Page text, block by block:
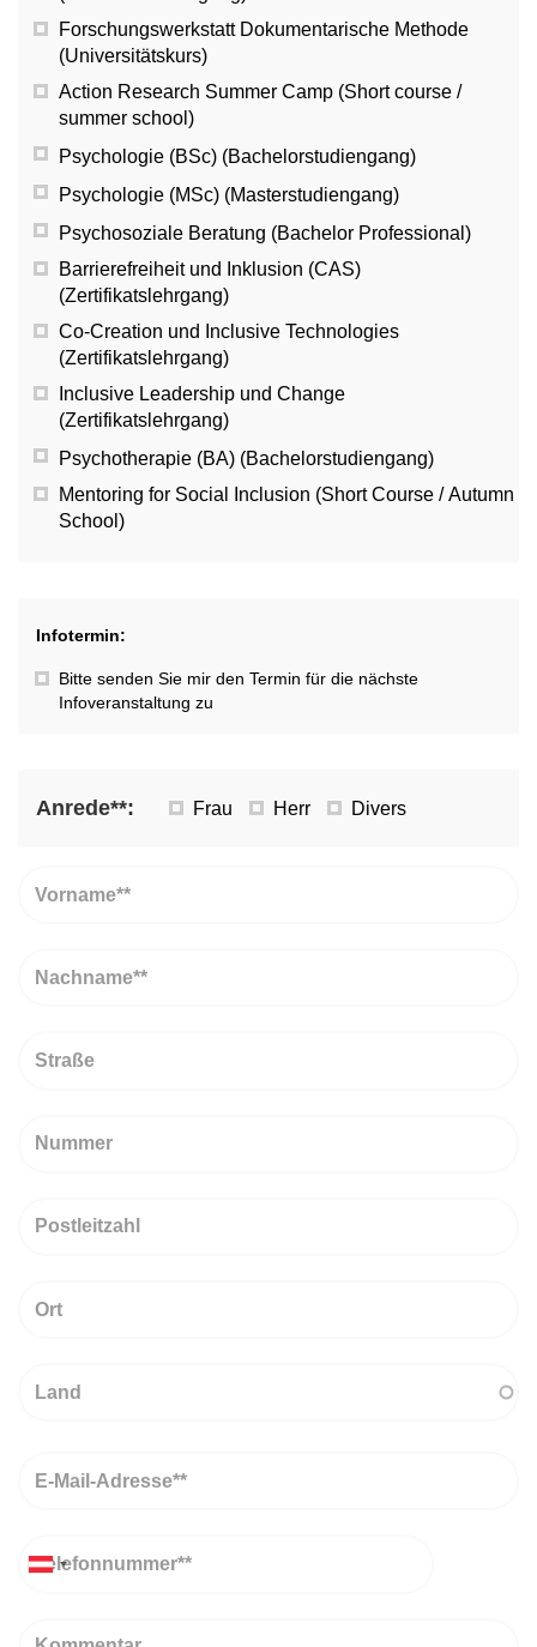
Forschungswerkstatt Dokumentarische Methode
(Universitätskurs)
Action Research Summer Camp (Short course /
summer school)
Psychologie (BSc) (Bachelorstudiengang)
Psychologie (MSc) (Masterstudiengang)
Psychosoziale Beratung (Bachelor Professional)
Barrierefreiheit und Inklusion (CAS)
(Zertifikatslehrgang)
Co-Creation und Inclusive Technologies
(Zertifikatslehrgang)
Inclusive Leadership und Change
(Zertifikatslehrgang)
Psychotherapie (BA) (Bachelorstudiengang)
Mentoring for Social Inclusion (Short Course / Autumn
School)
Bitte senden Sie mir den Termin für die nächste
Infoveranstaltung zu
Infotermin:
Anrede**: Frau Herr Divers